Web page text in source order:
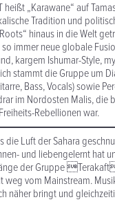
heißt „Karawane“ auf
Tradition und
hinaus in die Welt
immer neue globale
kargem Ishumar-Style,
stammt die Gruppe um
Bass, Vocals) sowie
im Nordosten Malis, die
Rebellionen war.
die Luft der Sahara
und liebengelernt hat
der Gruppe
weg vom Mainstream.
näher bringt und